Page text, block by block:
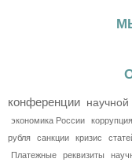
конференции научной
экономика России
коррупция
рубля
санкции кризис
Платежные
реквизиты